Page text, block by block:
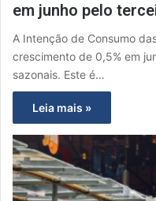
em junho pelo
A Intenção de Consumo
crescimento de 0,5% em
sazonais. Este é…
Leia mais »